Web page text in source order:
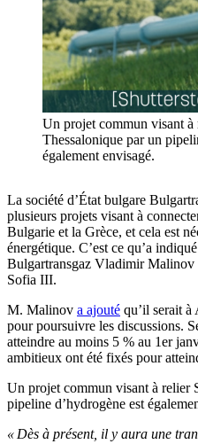
Un projet commun visant à
Thessalonique par un
également envisagé.
La société d’État bulgare
plusieurs projets visant à
Bulgarie et la Grèce, et cela est
énergétique. C’est ce qu’a
Bulgartransgaz Vladimir Malinov
Sofia III.
M. Malinov a ajouté qu’il serait à
pour poursuivre les discussions.
atteindre au moins 5 % au 1er
ambitieux ont été fixés pour
Un projet commun visant à relier
pipeline d’hydrogène est
« Dès à présent, il y aura une